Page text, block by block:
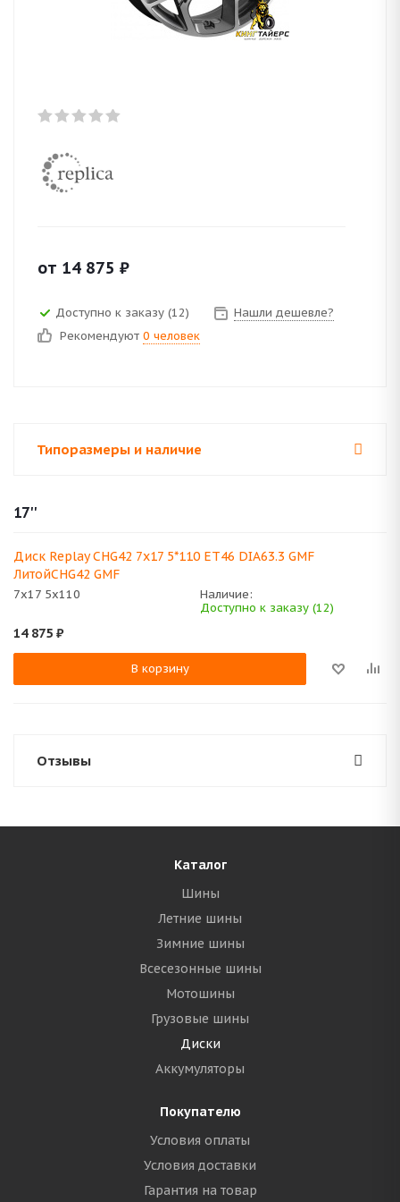
от 14 875 ₽
Доступно к заказу (12)
Нашли дешевле?
Рекомендуют 0 человек
Типоразмеры и наличие
17''
Диск Replay CHG42 7x17 5*110 ET46 DIA63.3 GMF
ЛитойCHG42 GMF
7x17 5x110
Наличие:
Доступно к заказу (12)
14 875 ₽
В корзину
Отзывы
Каталог
Шины
Летние шины
Зимние шины
Всесезонные шины
Мотошины
Грузовые шины
Диски
Аккумуляторы
Покупателю
Условия оплаты
Условия доставки
Гарантия на товар